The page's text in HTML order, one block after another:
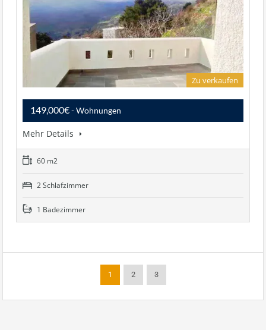
Zu verkaufen
149,000€- Wohnungen
Mehr Details
60 m2
2 Schlafzimmer
1 Badezimmer
1 2 3